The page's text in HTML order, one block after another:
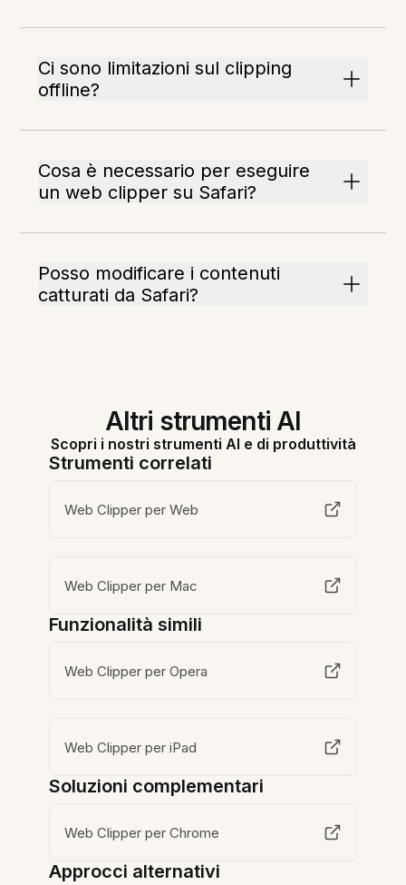
Ci sono limitazioni sul clipping
offline?
Cosa è necessario per eseguire
un web clipper su Safari?
Posso modificare i contenuti
catturati da Safari?
Altri strumenti AI
Scopri i nostri strumenti AI e di produttività
Strumenti correlati
Web Clipper per Web
Web Clipper per Mac
Funzionalità simili
Web Clipper per Opera
Web Clipper per iPad
Soluzioni complementari
Web Clipper per Chrome
Approcci alternativi